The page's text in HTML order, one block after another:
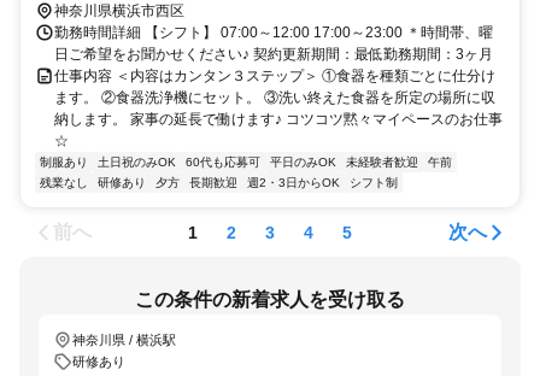
神奈川県横浜市西区
勤務時間詳細 【シフト】 07:00～12:00 17:00～23:00 ＊時間帯、曜
日ご希望をお聞かせください♪ 契約更新期間：最低勤務期間：3ヶ月
仕事内容 ＜内容はカンタン３ステップ＞ ①食器を種類ごとに仕分け
ます。 ②食器洗浄機にセット。 ③洗い終えた食器を所定の場所に収
納します。 家事の延長で働けます♪ コツコツ黙々マイペースのお仕事
☆
制服あり 土日祝のみOK 60代も応募可 平日のみOK 未経験者歓迎
午前
残業なし
研修あり 夕方 長期歓迎 週2・3日からOK シフト制
前へ 1 2 3 4 5 次へ
この条件の新着求人を受け取る
神奈川県 / 横浜駅
研修あり